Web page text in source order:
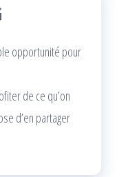
opportunité pour
de ce qu’on
d’en partager